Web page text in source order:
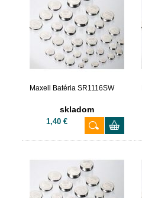
Maxell Batéria SR1116SW
skladom
1,40 €